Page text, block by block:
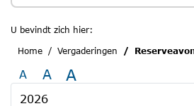
U bevindt zich hier:
Home
Vergaderingen
A A A
2026